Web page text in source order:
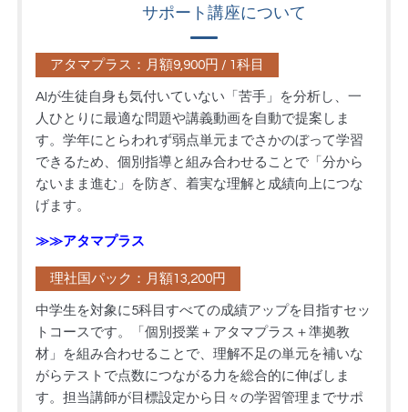
サポート講座について
アタマプラス：月額9,900円 / 1科目
AIが生徒自身も気付いていない「苦手」を分析し、一
人ひとりに最適な問題や講義動画を自動で提案しま
す。学年にとらわれず弱点単元までさかのぼって学習
できるため、個別指導と組み合わせることで「分から
ないまま進む」を防ぎ、着実な理解と成績向上につな
げます。
≫≫アタマプラス
理社国パック：月額13,200円
中学生を対象に5科目すべての成績アップを目指すセッ
トコースです。「個別授業＋アタマプラス＋準拠教
材」を組み合わせることで、理解不足の単元を補いな
がらテストで点数につながる力を総合的に伸ばしま
す。担当講師が目標設定から日々の学習管理までサポ